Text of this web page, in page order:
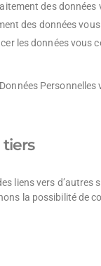
des
des données
les données vous
liens vers
la possibilité de